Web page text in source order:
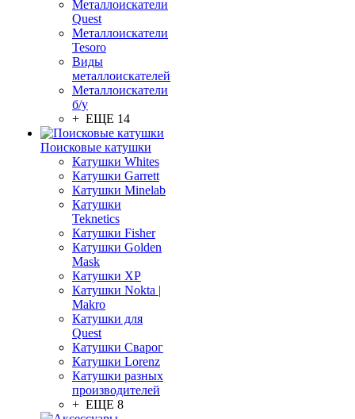
Металлоискатели
Quest
Металлоискатели
Tesoro
Виды
металлоискателей
Металлоискатели
б/у
+ ЕЩЕ 14
Поисковые катушки
Катушки Whites
Катушки Garrett
Катушки Minelab
Катушки
Teknetics
Катушки Fisher
Катушки Golden
Mask
Катушки XP
Катушки Nokta |
Makro
Катушки для
Quest
Катушки Сварог
Катушки Lorenz
Катушки разных
производителей
+ ЕЩЕ 8